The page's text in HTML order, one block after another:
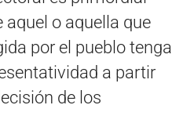
o aquella que
por el pueblo tenga
a partir
de los